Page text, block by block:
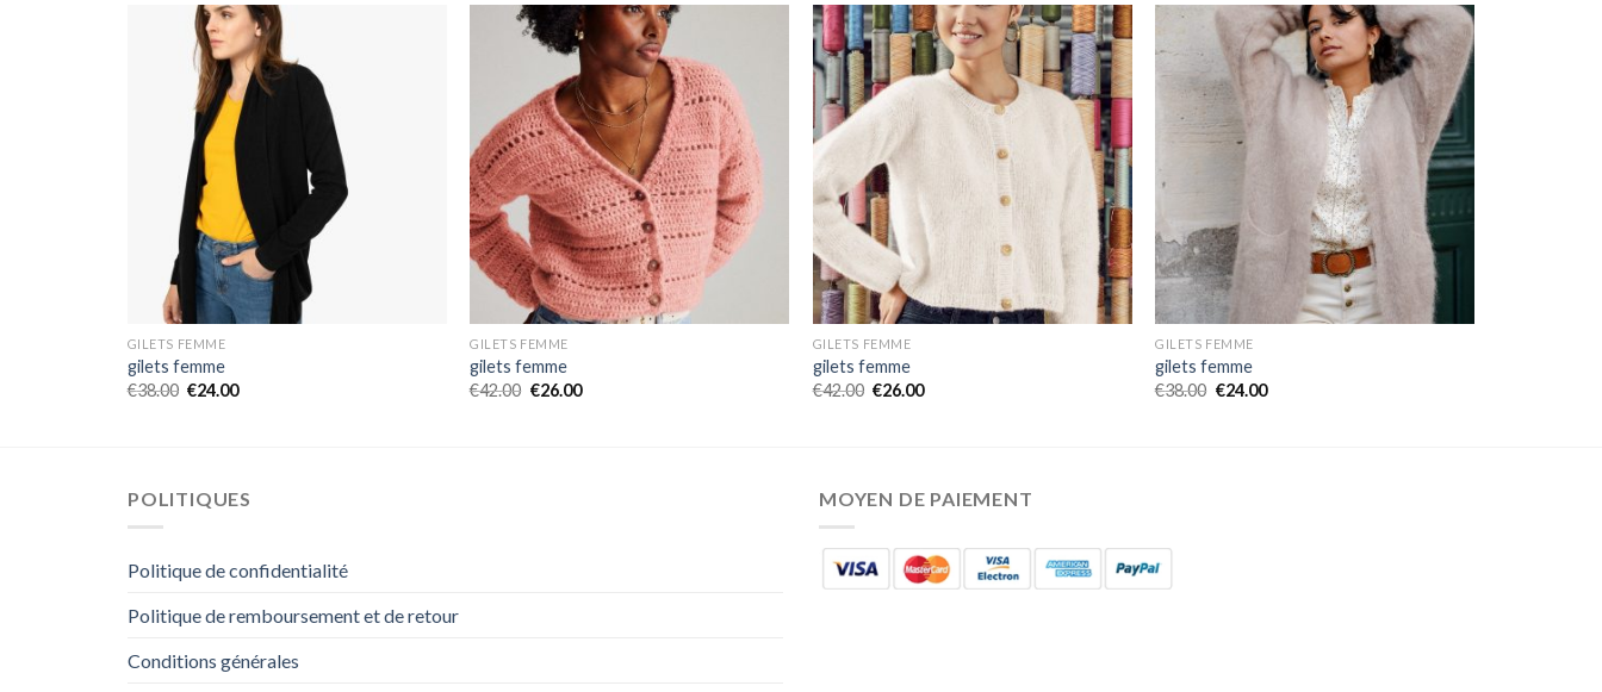
GILETS FEMME
gilets femme
€38.00 €24.00
GILETS FEMME
gilets femme
€42.00 €26.00
GILETS FEMME
gilets femme
€42.00 €26.00
GILETS FEMME
gilets femme
€38.00 €24.00
POLITIQUES
Politique de confidentialité
Politique de remboursement et de retour
Conditions générales
MOYEN DE PAIEMENT